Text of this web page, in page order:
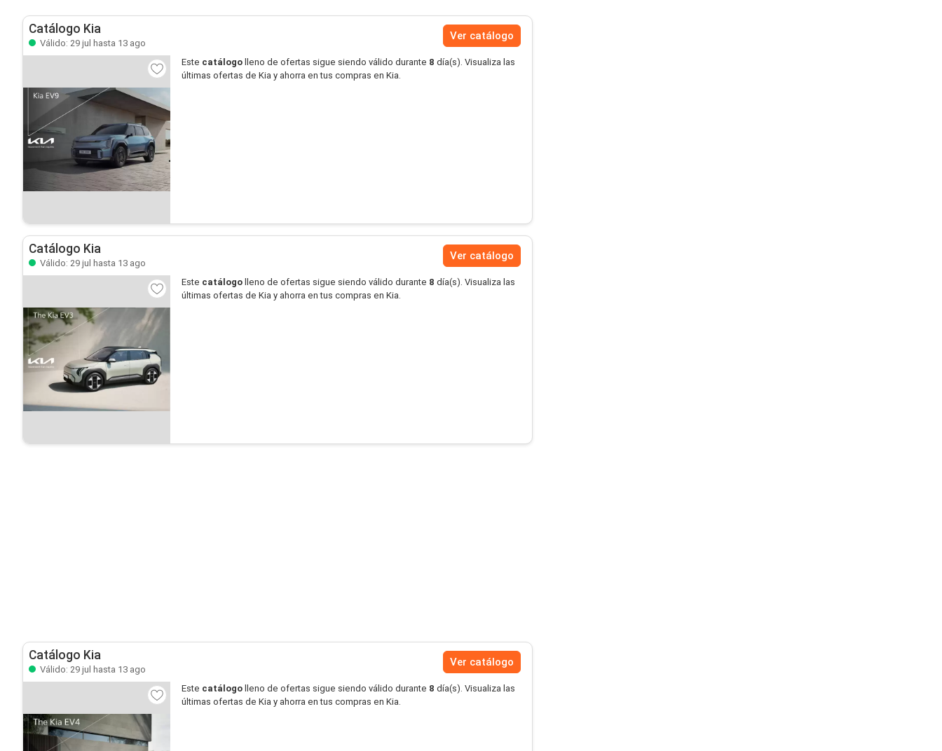
Catálogo Kia
Válido: 29 jul hasta 13 ago
Ver catálogo
Este catálogo lleno de ofertas sigue siendo válido durante 8 día(s). Visualiza las
últimas ofertas de Kia y ahorra en tus compras en Kia.
Catálogo Kia
Válido: 29 jul hasta 13 ago
Ver catálogo
Este catálogo lleno de ofertas sigue siendo válido durante 8 día(s). Visualiza las
últimas ofertas de Kia y ahorra en tus compras en Kia.
Catálogo Kia
Válido: 29 jul hasta 13 ago
Ver catálogo
Este catálogo lleno de ofertas sigue siendo válido durante 8 día(s). Visualiza las
últimas ofertas de Kia y ahorra en tus compras en Kia.